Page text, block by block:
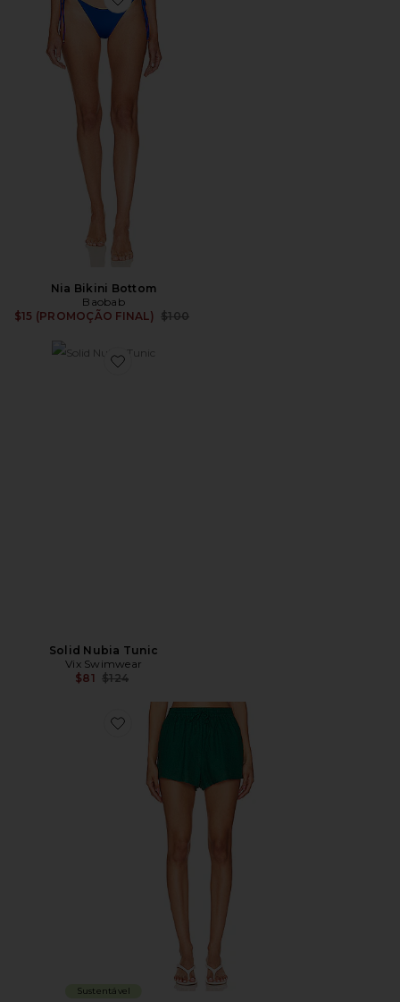
Favorite Nia Bikini Bottom
Nia Bikini Bottom
Baobab
$15 (PROMOÇÃO FINAL) Previous price:
$100
Favorite Solid Nubia Tunic
Solid Nubia Tunic
Vix Swimwear
$81 Previous price:
$124
Favorite x REVOLVE Rio Short
Sustentável